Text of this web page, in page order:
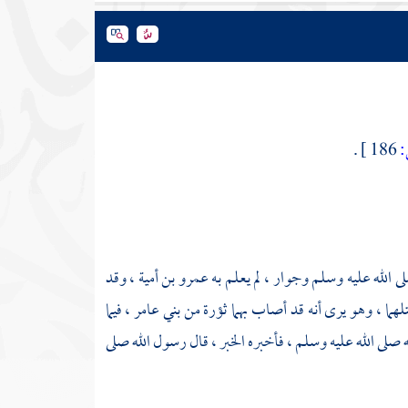
.
عليه وسلم وجوار ، لم يعلم بهعمرو بن أمية، وقد
، وهو يرى أنه قد أصاب بهما ثؤرة منبني عامر، فيما
الله عليه وسلم ، فأخبره الخبر ، قال رسول الله صلى